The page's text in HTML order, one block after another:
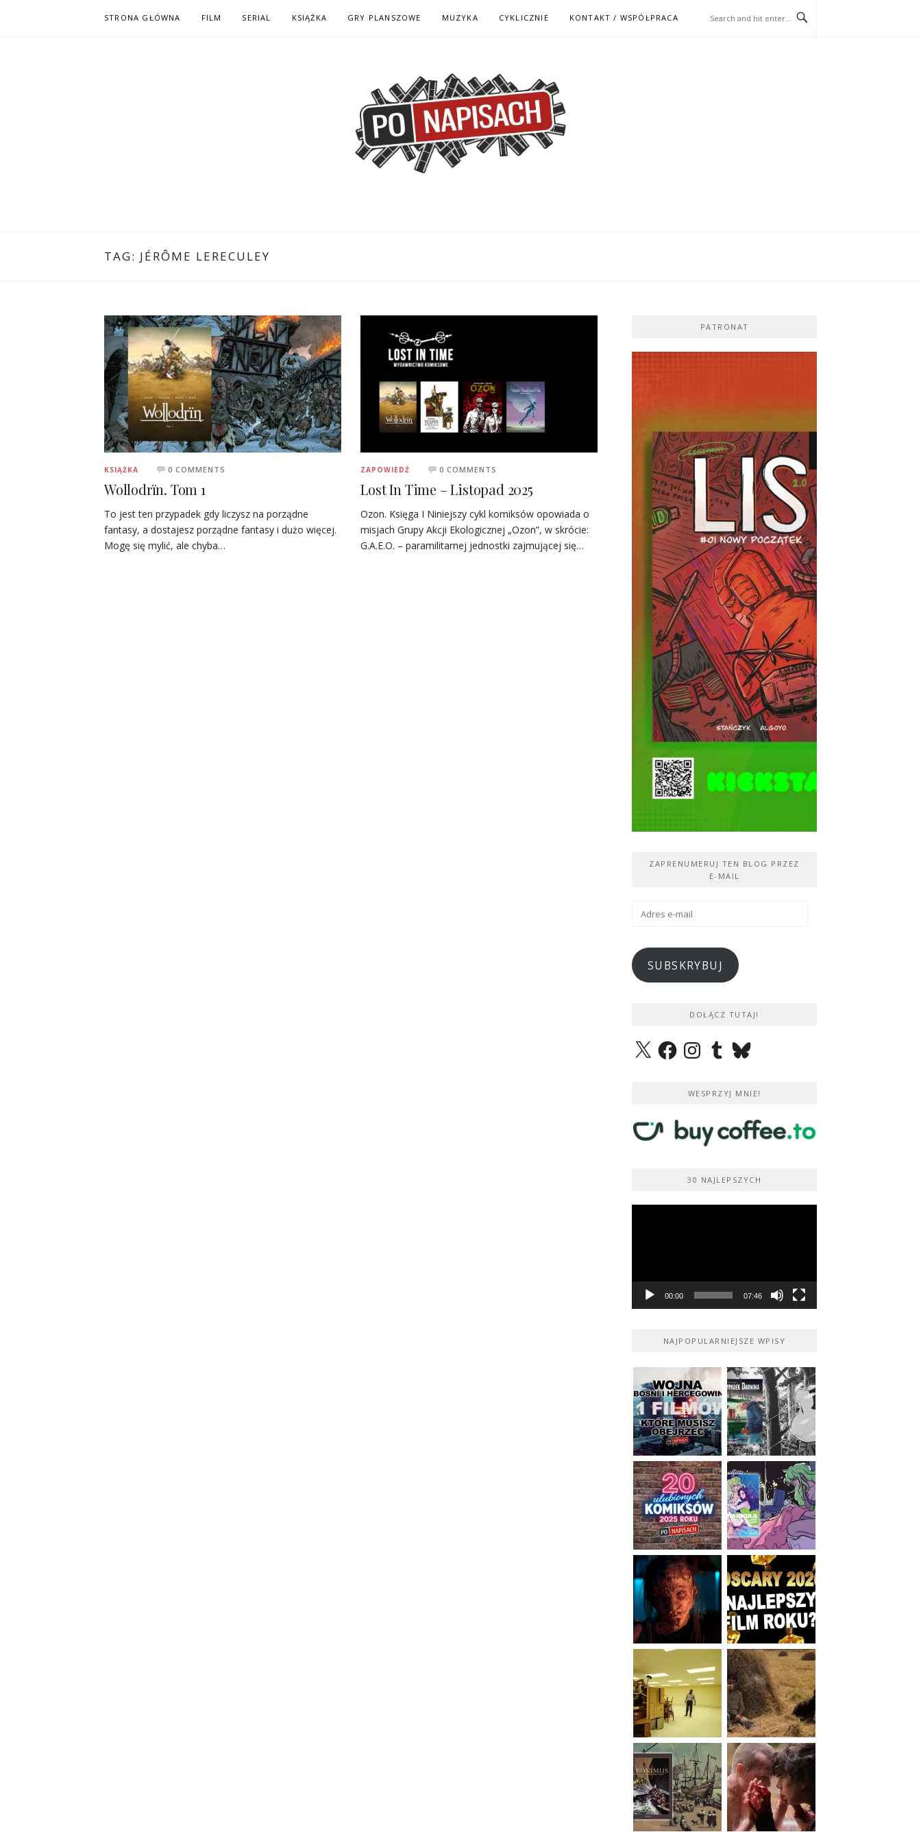
STRONA GŁÓWNA FILM SERIAL KSIĄŻKA GRY PLANSZOWE MUZYKA CYKLICZNIE KONTAKT / WSPÓŁPRACA
TAG: JÉRÔME LERECULEY
KSIĄŻKA 0 COMMENTS
Wollodrïn. Tom 1
To jest ten przypadek gdy liczysz na porządne
fantasy, a dostajesz porządne fantasy i dużo więcej.
Mogę się mylić, ale chyba…
ZAPOWIEDŹ 0 COMMENTS
Lost In Time – Listopad 2025
Ozon. Księga I Niniejszy cykl komiksów opowiada o
misjach Grupy Akcji Ekologicznej „Ozon”, w skrócie:
G.A.E.O. – paramilitarnej jednostki zajmującej się…
PATRONAT
ZAPRENUMERUJ TEN BLOG PRZEZ
E-MAIL
Adres
SUBSKRYBUJ
DOŁĄCZ TUTAJ!
X FacebookInstagramTumblrBluesky
WESPRZYJ MNIE!
30 NAJLEPSZYCH
00:00 07:46
NAJPOPULARNIEJSZE WPISY